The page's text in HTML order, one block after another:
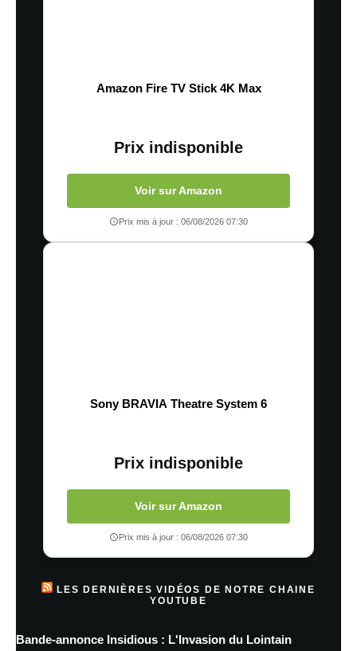
Amazon Fire TV Stick 4K Max
Prix indisponible
Voir sur Amazon
Prix mis à jour : 06/08/2026 07:30
Sony BRAVIA Theatre System 6
Prix indisponible
Voir sur Amazon
Prix mis à jour : 06/08/2026 07:30
LES DERNIÈRES VIDÉOS DE NOTRE CHAINE
YOUTUBE
Bande-annonce Insidious : L'Invasion du Lointain